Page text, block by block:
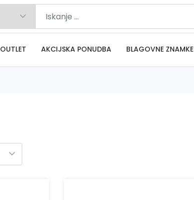
OUTLET AKCIJSKA PONUDBA BLAGOVNE ZNAMKE